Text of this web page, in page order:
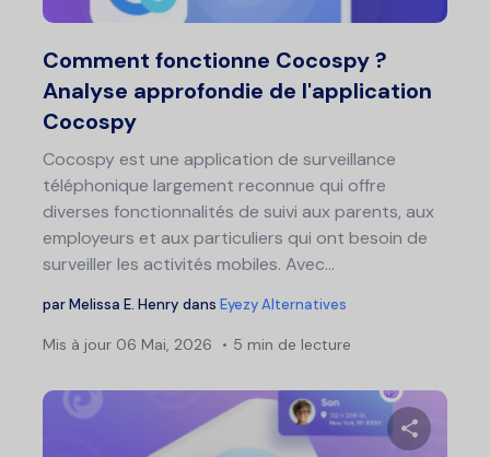
Comment fonctionne Cocospy ?
Analyse approfondie de l'application
Cocospy
Cocospy est une application de surveillance
téléphonique largement reconnue qui offre
diverses fonctionnalités de suivi aux parents, aux
employeurs et aux particuliers qui ont besoin de
surveiller les activités mobiles. Avec…
parMelissa E. Henry dans Eyezy Alternatives
Mis à jour 06 Mai, 2026 5 min de lecture